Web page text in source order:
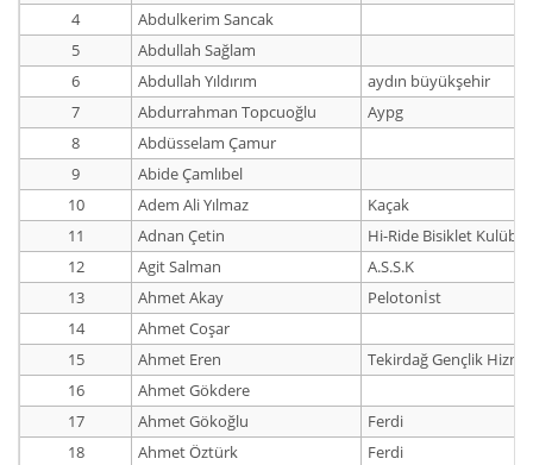
4
Abdulkerim Sancak
5
Abdullah Sağlam
6
Abdullah Yıldırım
aydın büyükşehir
7
Abdurrahman Topcuoğlu
Aypg
8
Abdüsselam Çamur
9
Abide Çamlıbel
10
Adem Ali Yılmaz
Kaçak
11
Adnan Çetin
Hi-Ride Bisiklet Kulübü
12
Agit Salman
A.S.S.K
13
Ahmet Akay
Pelotonİst
14
Ahmet Coşar
15
Ahmet Eren
Tekirdağ Gençlik
16
Ahmet Gökdere
17
Ahmet Gökoğlu
Ferdi
18
Ahmet Öztürk
Ferdi